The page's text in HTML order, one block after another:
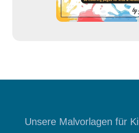
Unsere Malvorlagen für